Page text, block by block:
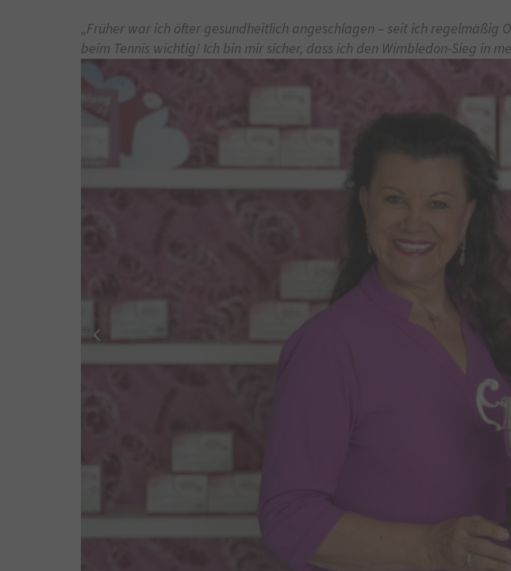
„Früher war ich öfter gesundheitlich angeschlagen – seit ich regelmäßig
beim Tennis wichtig! Ich bin mir sicher, dass ich den Wimbledon-Sieg in